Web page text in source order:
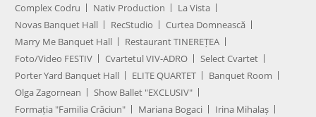
Complex Codru
Nativ Production
La Vista
Novas Banquet Hall
RecStudio
Curtea Domnească
Marry Me Banquet Hall
Restaurant TINEREȚEA
Foto/Video FESTIV
Cvartetul VIV-ADRO
Select Cvartet
Porter Yard Banquet Hall
ELITE QUARTET
Banquet Room
Olga Zagornean
Show Ballet "EXCLUSIV"
Formația "Familia Crăciun"
Mariana Bogaci Irina Mihalaș